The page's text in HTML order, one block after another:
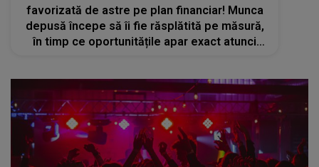
favorizată de astre pe plan financiar! Munca
depusă începe să îi fie răsplătită pe măsură,
în timp ce oportunitățile apar exact atunci